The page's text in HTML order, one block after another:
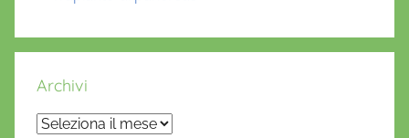
Archivi
Archivi